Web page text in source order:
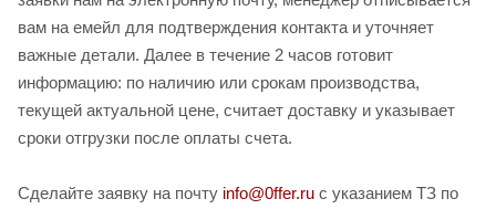
вам на емейл для подтверждения контакта и уточняет
важные детали. Далее в течение 2 часов готовит
информацию: по наличию или срокам производства,
текущей актуальной цене, считает доставку и указывает
сроки отгрузки после оплаты счета.
Сделайте заявку на почту info@0ffer.ru с указанием ТЗ по